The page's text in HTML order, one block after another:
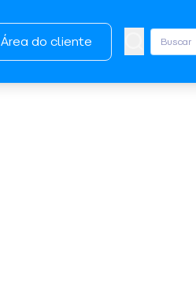
Área do cliente